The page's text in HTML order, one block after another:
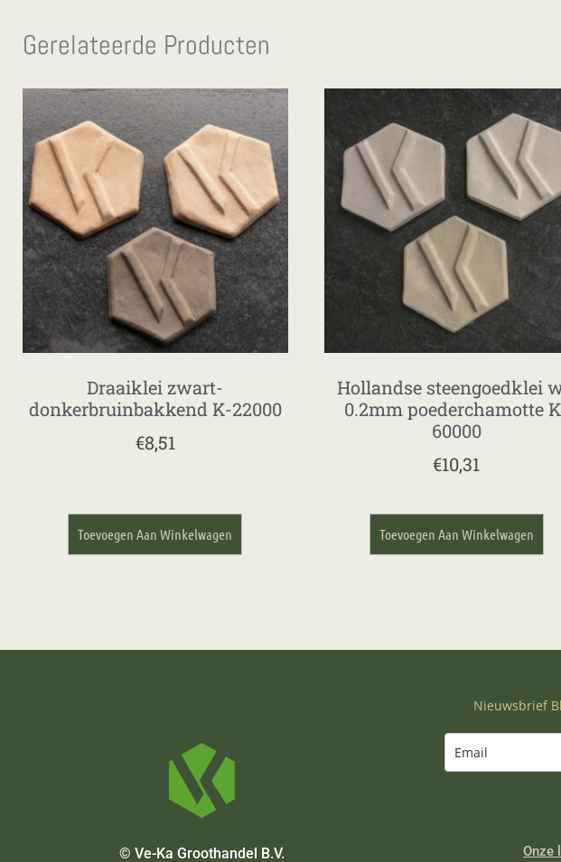
Gerelateerde Producten
Draaiklei zwart-
donkerbruinbakkend K-22000
€8,51
Toevoegen Aan Winkelwagen
Hollandse steengoedklei
0.2mm poederchamotte
60000
€10,31
Toevoegen Aan Winkelwagen
© Ve-Ka Groothandel B.V.
Nieuwsbrief
Onze